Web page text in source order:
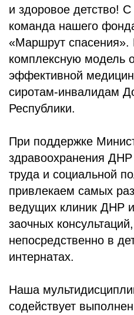
и здоровое детство!
команда нашего
«Маршрут спасения».
комплексную модель
эффективной
сиротам-инвалидам
Республики.
При поддержке
здравоохранения
труда и социальной
привлекаем самых
ведущих клиник ДНР
заочных
непосредственно в
интернатах.
Наша
содействует